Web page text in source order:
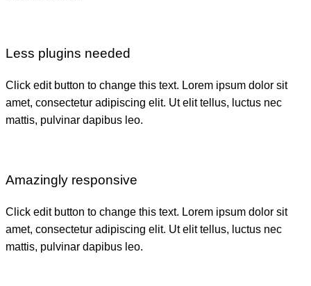
Less plugins needed
Click edit button to change this text. Lorem ipsum dolor sit
amet, consectetur adipiscing elit. Ut elit tellus, luctus nec
mattis, pulvinar dapibus leo.
Amazingly responsive
Click edit button to change this text. Lorem ipsum dolor sit
amet, consectetur adipiscing elit. Ut elit tellus, luctus nec
mattis, pulvinar dapibus leo.